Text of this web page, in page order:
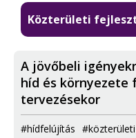
Közterületi
A jövőbeli
híd és környezete
tervezésekor
#hídfelújítás